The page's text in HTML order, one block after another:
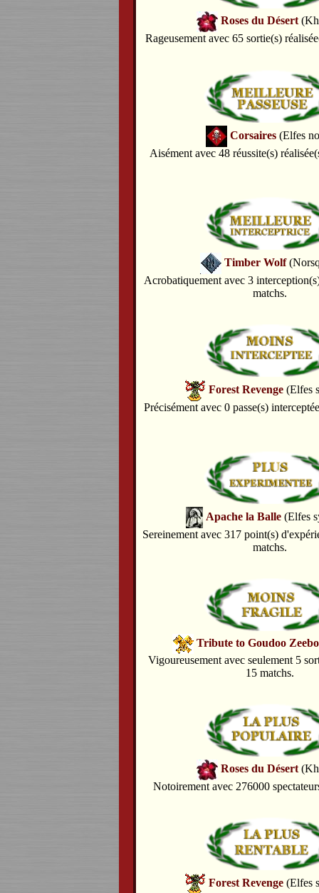
Roses du Désert
Rageusement avec 65 sortie(s)
Corsaires(Elfes
Aisément avec 48 réussite(s)
Timber Wolf
Acrobatiquement avec 3
matchs.
Forest Revenge(Elfes
Précisément avec 0 passe(s)
Apache la Balle (Elfes
Sereinement avec 317 point(s)
matchs.
Tribute to Goudoo
Vigoureusement avec seulement 5
15 matchs.
Roses du Désert
Notoirement avec 276000
Forest Revenge(Elfes